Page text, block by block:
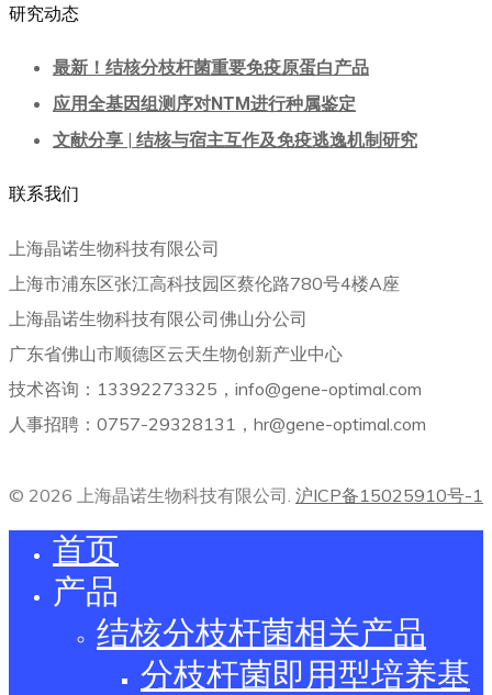
研究动态
最新！结核分枝杆菌重要免疫原蛋白产品
应用全基因组测序对NTM进行种属鉴定
文献分享 | 结核与宿主互作及免疫逃逸机制研究
联系我们
上海晶诺生物科技有限公司
上海市浦东区张江高科技园区蔡伦路780号4楼A座
上海晶诺生物科技有限公司佛山分公司
广东省佛山市顺德区云天生物创新产业中心
技术咨询：13392273325，info@gene-optimal.com
人事招聘：0757-29328131，hr@gene-optimal.com
© 2026 上海晶诺生物科技有限公司. 沪ICP备15025910号-1
首页
产品
结核分枝杆菌相关产品
分枝杆菌即用型培养基